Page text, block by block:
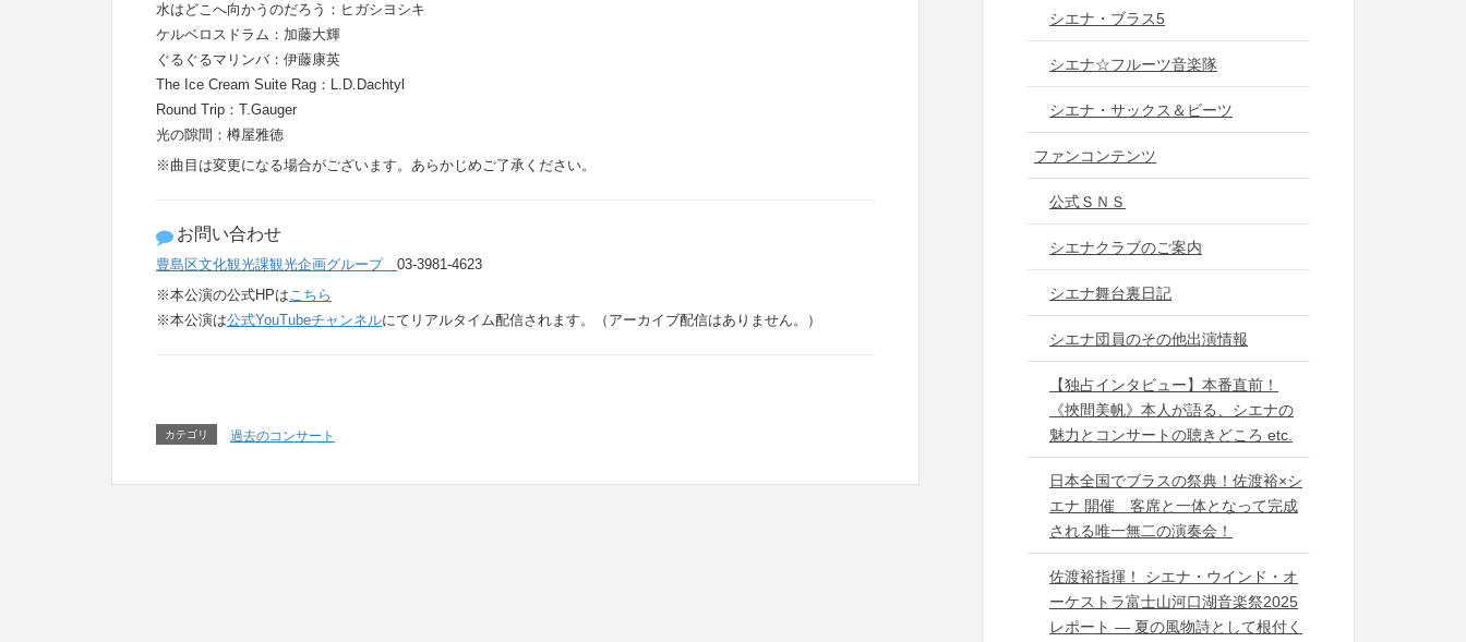
水はどこへ向かうのだろう：ヒガシヨシキ
ケルベロスドラム：加藤大輝
ぐるぐるマリンバ：伊藤康英
The Ice Cream Suite Rag：L.D.Dachtyl
Round Trip：T.Gauger
光の隙間：樽屋雅徳
※曲目は変更になる場合がございます。あらかじめご了承ください。
お問い合わせ
豊島区文化観光課観光企画グループ 03-3981-4623
※本公演の公式HPはこちら
※本公演は公式YouTubeチャンネルにてリアルタイム配信されます。（アーカイブ配信はありません。）
カテゴリ 過去のコンサート
シエナ・ブラス5
シエナ☆フルーツ音楽隊
シエナ・サックス＆ビーツ
ファンコンテンツ
公式ＳＮＳ
シエナクラブのご案内
シエナ舞台裏日記
シエナ団員のその他出演情報
【独占インタビュー】本番直前！
《挾間美帆》本人が語る、シエナの
魅力とコンサートの聴きどころ etc.
日本全国でブラスの祭典！佐渡裕×シ
エナ 開催 客席と一体となって完成
される唯一無二の演奏会！
佐渡裕指揮！ シエナ・ウインド・オ
ーケストラ富士山河口湖音楽祭2025
レポート ― 夏の風物詩として根付く